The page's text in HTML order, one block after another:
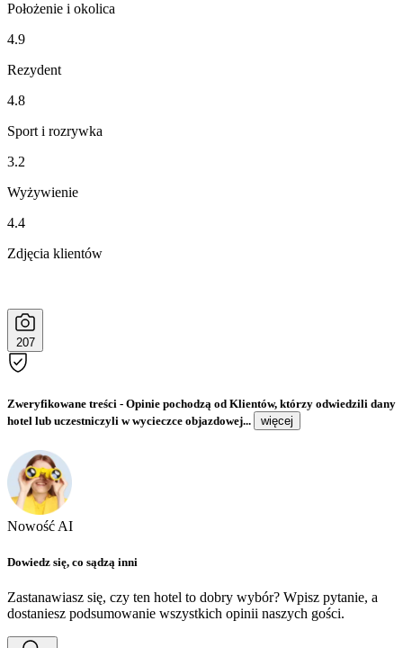
Położenie i okolica
4.9
Rezydent
4.8
Sport i rozrywka
3.2
Wyżywienie
4.4
Zdjęcia klientów
207
Zweryfikowane treści - Opinie pochodzą od Klientów, którzy odwiedzili dany
hotel lub uczestniczyli w wycieczce objazdowej...
więcej
Nowość AI
Dowiedz się, co sądzą inni
Zastanawiasz się, czy ten hotel to dobry wybór? Wpisz pytanie, a
dostaniesz podsumowanie wszystkich opinii naszych gości.